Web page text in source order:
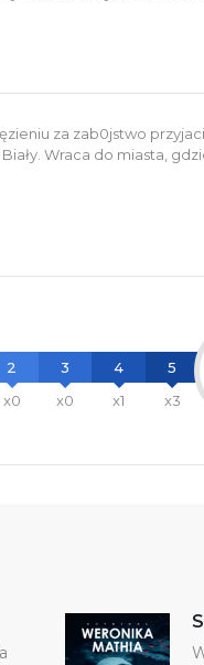
za zab0jstwo
Wraca do miasta,
2
x0
3
x0
4
x1
5
x3